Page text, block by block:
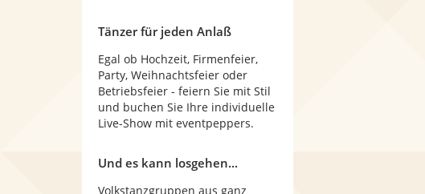
Tänzer für jeden Anlaß
Egal ob Hochzeit, Firmenfeier,
Party, Weihnachtsfeier oder
Betriebsfeier - feiern Sie mit Stil
und buchen Sie Ihre individuelle
Live-Show mit eventpeppers.
Und es kann losgehen...
Volkstanzgruppen aus ganz